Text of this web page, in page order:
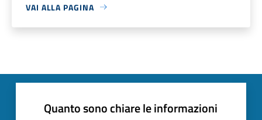
VAI ALLA PAGINA
Quanto sono chiare le informazioni